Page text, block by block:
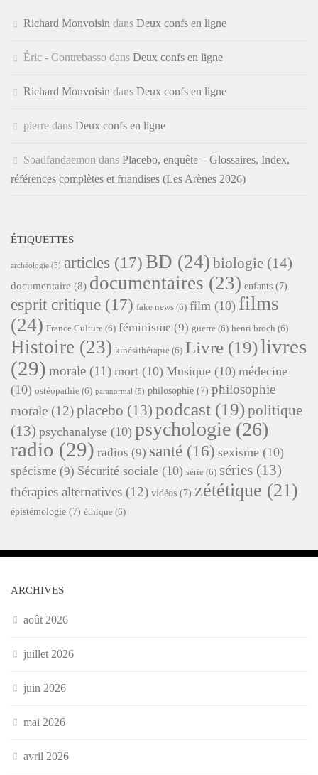
Richard Monvoisin dans Deux confs en ligne
Éric - Contrebasso dans Deux confs en ligne
Richard Monvoisin dans Deux confs en ligne
pierre dans Deux confs en ligne
Soadfandaemon dans Placebo, enquête – Glossaires, Index,
références complètes et friandises (Les Arènes 2026)
ÉTIQUETTES
archéologie (5) articles (17) BD (24) biologie (14)
documentaire (8) documentaires (23) enfants (7)
esprit critique (17) fake news (6) film (10) films
(24) France Culture (6) féminisme (9) guerre (6) henri broch (6)
Histoire (23) kinésithérapie (6) Livre (19)livres
(29) morale (11) mort (10) Musique (10) médecine
(10) ostéopathie (6) paranormal (5) philosophie (7) philosophie
morale (12)placebo (13) podcast (19)politique
(13) psychanalyse (10) psychologie (26)
radio (29) radios (9) santé (16) sexisme (10)
spécisme (9) Sécurité sociale (10) série (6) séries (13)
thérapies alternatives (12) vidéos (7) zététique (21)
épistémologie (7) éthique (6)
ARCHIVES
août 2026
juillet 2026
juin 2026
mai 2026
avril 2026